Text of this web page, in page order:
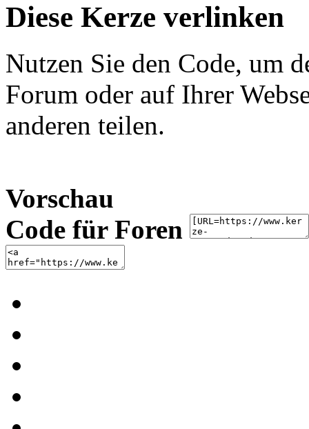
Diese Kerze verlinken
Nutzen Sie den Code, um
Forum oder auf Ihrer
anderen teilen.
Vorschau
Code für Foren